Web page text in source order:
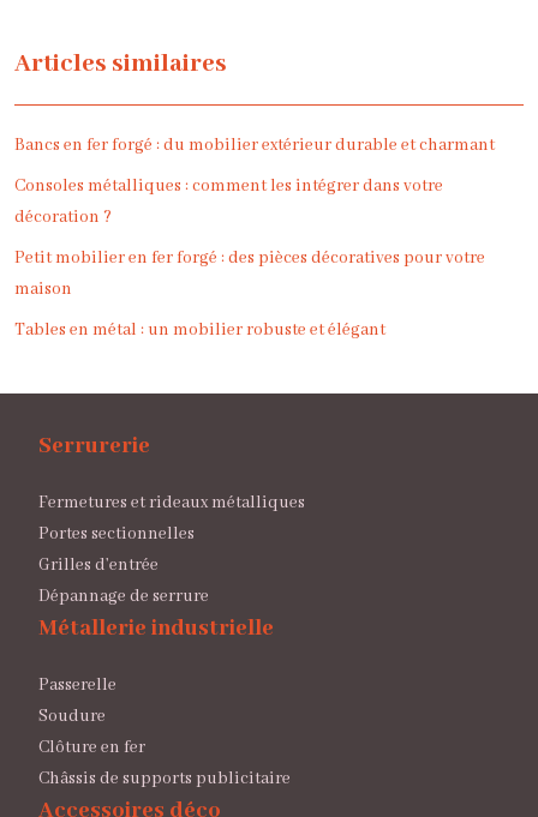
Articles similaires
Bancs en fer forgé : du mobilier extérieur durable et charmant
Consoles métalliques : comment les intégrer dans votre
décoration ?
Petit mobilier en fer forgé : des pièces décoratives pour votre
maison
Tables en métal : un mobilier robuste et élégant
Serrurerie
Fermetures et rideaux métalliques
Portes sectionnelles
Grilles d’entrée
Dépannage de serrure
Métallerie industrielle
Passerelle
Soudure
Clôture en fer
Châssis de supports publicitaire
Accessoires déco